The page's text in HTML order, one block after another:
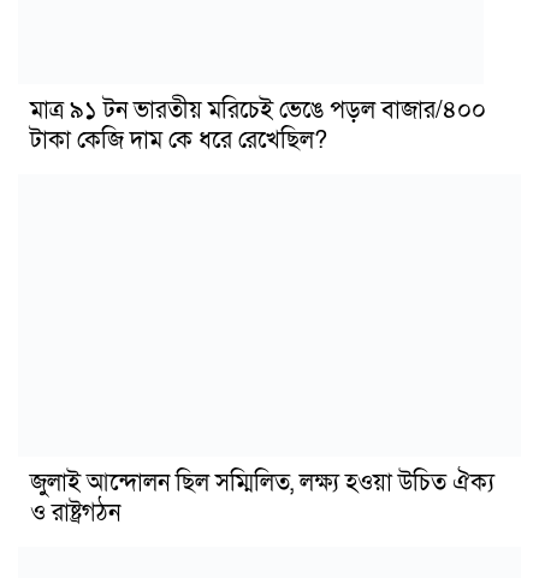
মাত্র ৯১ টন ভারতীয় মরিচেই ভেঙে পড়ল বাজার/৪০০
টাকা কেজি দাম কে ধরে রেখেছিল?
জুলাই আন্দোলন ছিল সম্মিলিত, লক্ষ্য হওয়া উচিত ঐক্য
ও রাষ্ট্রগঠন